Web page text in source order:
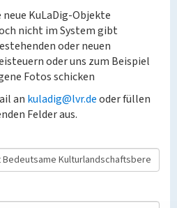
KuLaDig-Objekte
nicht im System gibt
oder neuen
oder uns zum Beispiel
Fotos schicken
an kuladig@lvr.deoder füllen
Felder aus.